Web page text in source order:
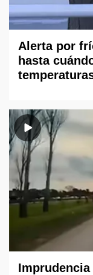
Alerta por
hasta